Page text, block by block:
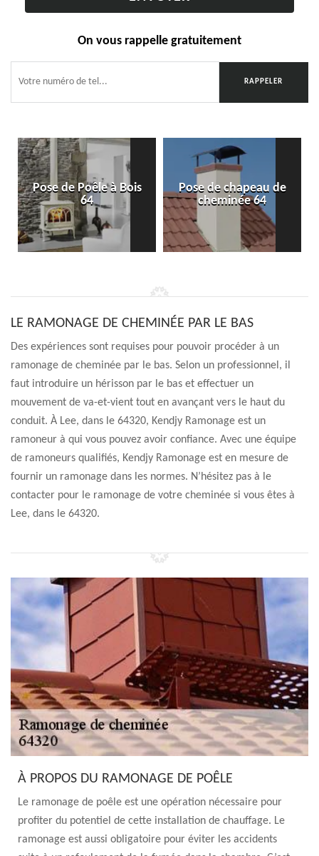
On vous rappelle gratuitement
Pose de Poêle à Bois
64
Pose de chapeau de
cheminée 64
LE RAMONAGE DE CHEMINÉE PAR LE BAS
Des expériences sont requises pour pouvoir procéder à un
ramonage de cheminée par le bas. Selon un professionnel, il
faut introduire un hérisson par le bas et effectuer un
mouvement de va-et-vient tout en avançant vers le haut du
conduit. À Lee, dans le 64320, Kendjy Ramonage est un
ramoneur à qui vous pouvez avoir confiance. Avec une équipe
de ramoneurs qualifiés, Kendjy Ramonage est en mesure de
fournir un ramonage dans les normes. N’hésitez pas à le
contacter pour le ramonage de votre cheminée si vous êtes à
Lee, dans le 64320.
À PROPOS DU RAMONAGE DE POÊLE
Le ramonage de poêle est une opération nécessaire pour
profiter du potentiel de cette installation de chauffage. Le
ramonage est aussi obligatoire pour éviter les accidents